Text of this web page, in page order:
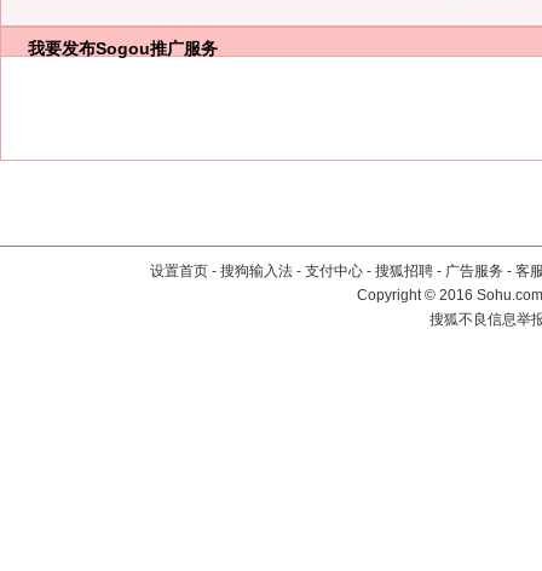
我要发布Sogou推广服务
设置首页 - 搜狗输入法 - 支付中心 - 搜狐招聘 - 广告服务 - 客
Copyright©2016
搜狐不良信息举